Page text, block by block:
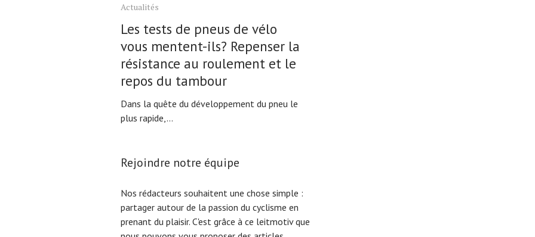
Actualités
Les tests de pneus de vélo
vous mentent-ils? Repenser la
résistance au roulement et le
repos du tambour
Dans la quête du développement du pneu le
plus rapide,...
Rejoindre notre équipe
Nos rédacteurs souhaitent une chose simple :
partager autour de la passion du cyclisme en
prenant du plaisir. C'est grâce à ce leitmotiv que